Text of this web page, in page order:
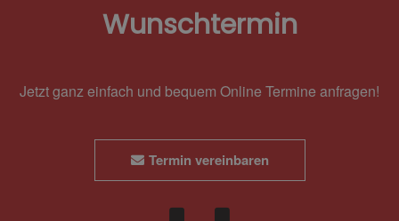
Wunschtermin
Jetzt ganz einfach und bequem Online Termine anfragen!
Termin vereinbaren